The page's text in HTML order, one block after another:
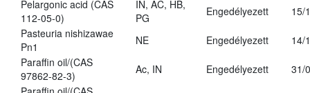
Pelargonic acid (CAS
112-05-0)
IN, AC, HB,
PG
Engedélyezett
15/
Pasteuria nishizawae
Pn1
NE Engedélyezett
14/
Paraffin oil/(CAS
97862-82-3)
Ac, IN Engedélyezett
31/